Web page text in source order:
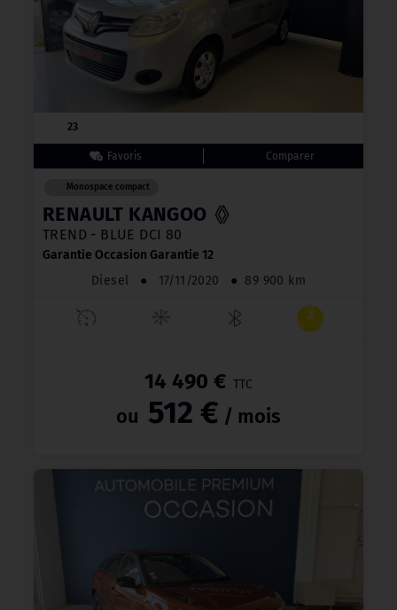
23
Monospace compact
RENAULT KANGOO
TREND - BLUE DCI 80
Garantie Occasion Garantie 12
Diesel
● 17/11/2020 ● 89 900 km
14 490 € TTC
ou 512 € / mois